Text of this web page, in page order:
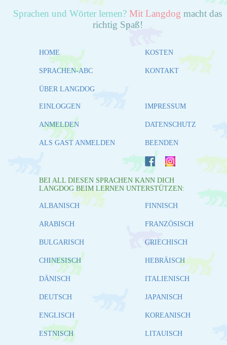
Sprachen und Wörter lernen? Mit Langdog macht das
richtig Spaß!
HOME
SPRACHEN-ABC
ÜBER LANGDOG
KOSTEN
KONTAKT
EINLOGGEN
ANMELDEN
ALS GAST ANMELDEN
IMPRESSUM
DATENSCHUTZ
BEENDEN
BEI ALL DIESEN SPRACHEN KANN DICH
LANGDOG BEIM LERNEN UNTERSTÜTZEN:
ALBANISCH
ARABISCH
BULGARISCH
CHINESISCH
DÄNISCH
DEUTSCH
ENGLISCH
ESTNISCH
FINNISCH
FRANZÖSISCH
GRIECHISCH
HEBRÄISCH
ITALIENISCH
JAPANISCH
KOREANISCH
LITAUISCH